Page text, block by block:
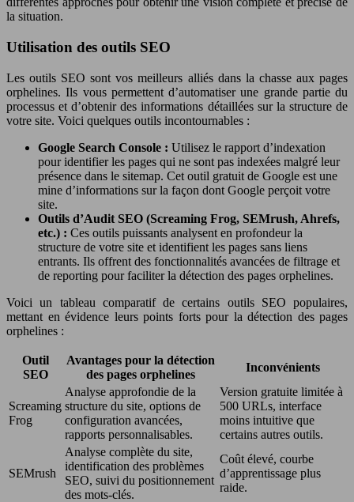
la situation.
Utilisation des outils SEO
Les outils SEO sont vos meilleurs alliés dans la chasse aux pages
orphelines. Ils vous permettent d’automatiser une grande partie du
processus et d’obtenir des informations détaillées sur la structure de
votre site. Voici quelques outils incontournables :
Google Search Console : Utilisez le rapport d’indexation
pour identifier les pages qui ne sont pas indexées malgré leur
présence dans le sitemap. Cet outil gratuit de Google est une
mine d’informations sur la façon dont Google perçoit votre
site.
Outils d’Audit SEO (Screaming Frog, SEMrush, Ahrefs,
etc.) : Ces outils puissants analysent en profondeur la
structure de votre site et identifient les pages sans liens
entrants. Ils offrent des fonctionnalités avancées de filtrage et
de reporting pour faciliter la détection des pages orphelines.
Voici un tableau comparatif de certains outils SEO populaires,
mettant en évidence leurs points forts pour la détection des pages
orphelines :
Outil
SEO
Avantages pour la détection
des pages orphelines
Inconvénients
Screaming
Frog
Analyse approfondie de la
structure du site, options de
configuration avancées,
rapports personnalisables.
Version gratuite limitée à
500 URLs, interface
moins intuitive que
certains autres outils.
SEMrush
Analyse complète du site,
identification des problèmes
SEO, suivi du positionnement
des mots-clés.
Coût élevé, courbe
d’apprentissage plus
raide.